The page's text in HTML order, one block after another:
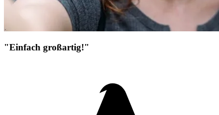
"Einfach großartig!"